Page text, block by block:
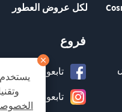
لكل عروض العطور
فروع
تابعونا على
تابعونا على
يستخدم